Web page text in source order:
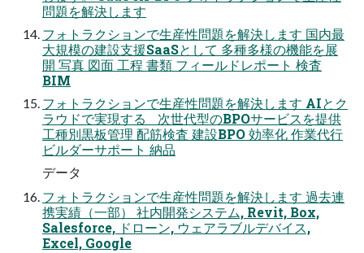
問題を解決します
フォトラクションで生産性問題を解決します 国内最
大規模の建設支援SaaSとして 多種多様の機能を展
開 写真 図面 工程 書類 フィールドレポート 検査
BIM
フォトラクションで生産性問題を解決します AIとク
ラウドで実現する 次世代型のBPOサービスを提供
工種別黒板管理 配筋検査 建設BPO 効率化 作業代行
ビルダーサポート 納品
データ
フォトラクションで生産性問題を解決します 過去連
携実績（一部） 社内開発システム, Revit, Box,
Salesforce, ドローン, ウェアラブルデバイス,
Excel, Google